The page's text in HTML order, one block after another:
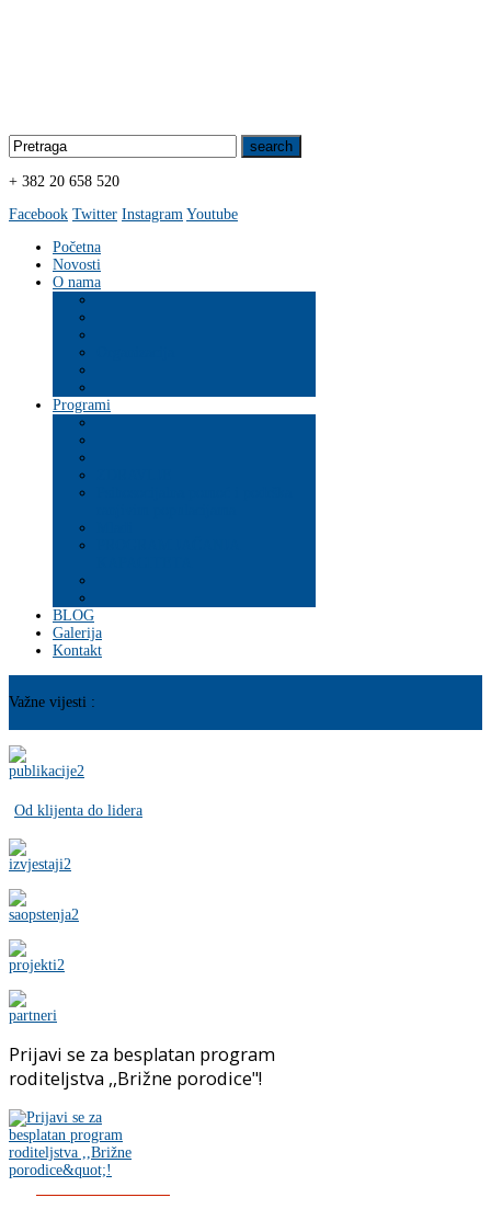
+ 382 20 658 520
Facebook Twitter Instagram Youtube
Početna
Novosti
O nama
Programi
BLOG
Galerija
Kontakt
Važne vijesti :
Od klijenta do lidera
Prijavi se za besplatan program
roditeljstva ,,Brižne porodice"!